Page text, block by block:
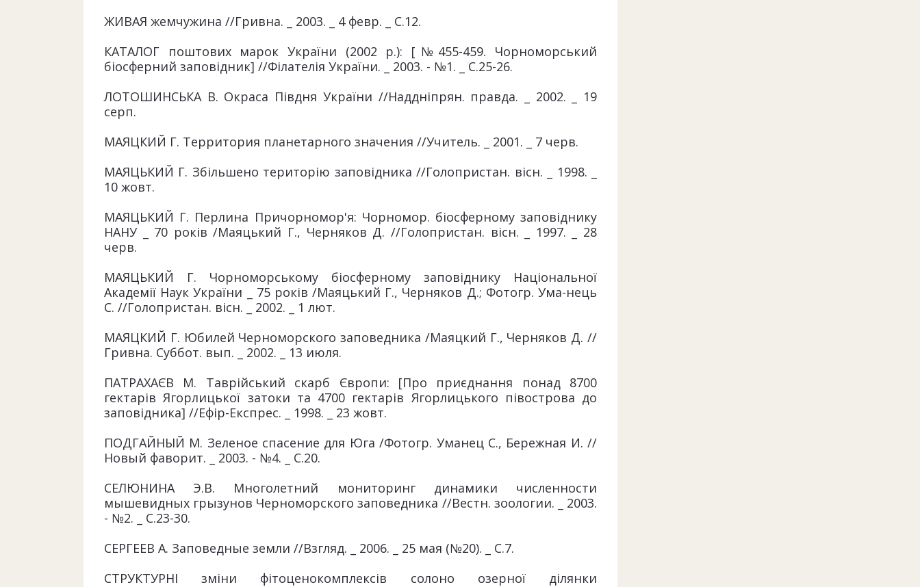
ЖИВАЯ жемчужина //Гривна. _ 2003. _ 4 февр. _ С.12.
КАТАЛОГ поштових марок України (2002 р.): [№455-459. Чорноморський
біосферний заповідник] //Філателія України. _ 2003. - №1. _ С.25-26.
ЛОТОШИНСЬКА В. Окраса Півдня України //Наддніпрян. правда. _ 2002. _ 19
серп.
МАЯЦКИЙ Г. Территория планетарного значения //Учитель. _ 2001. _ 7 черв.
МАЯЦЬКИЙ Г. Збільшено територію заповідника //Голопристан. вісн. _ 1998. _
10 жовт.
МАЯЦЬКИЙ Г. Перлина Причорномор'я: Чорномор. біосферному заповіднику
НАНУ _ 70 років /Маяцький Г., Черняков Д. //Голопристан. вісн. _ 1997. _ 28
черв.
МАЯЦЬКИЙ Г. Чорноморському біосферному заповіднику Національної
Академії Наук України _ 75 років /Маяцький Г., Черняков Д.; Фотогр. Ума-нець
С. //Голопристан. вісн. _ 2002. _ 1 лют.
МАЯЦКИЙ Г. Юбилей Черноморского заповедника /Маяцкий Г., Черняков Д. //
Гривна. Суббот. вып. _ 2002. _ 13 июля.
ПАТРАХАЄВ М. Таврійський скарб Європи: [Про приєднання понад 8700
гектарів Ягорлицької затоки та 4700 гектарів Ягорлицького півострова до
заповідника] //Ефір-Експрес. _ 1998. _ 23 жовт.
ПОДГАЙНЫЙ М. Зеленое спасение для Юга /Фотогр. Уманец С., Бережная И. //
Новый фаворит. _ 2003. - №4. _ С.20.
СЕЛЮНИНА Э.В. Многолетний мониторинг динамики численности
мышевидных грызунов Черноморского заповедника //Вестн. зоологии. _ 2003.
- №2. _ С.23-30.
СЕРГЕЕВ А. Заповедные земли //Взгляд. _ 2006. _ 25 мая (№20). _ С.7.
СТРУКТУРНІ зміни фітоценокомплексів солоно озерної ділянки